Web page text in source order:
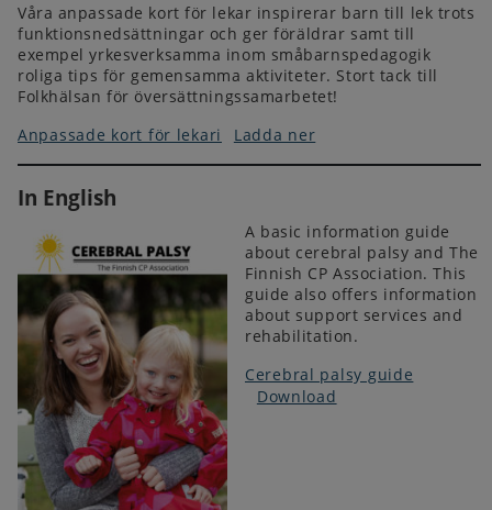
Våra anpassade kort för lekar inspirerar barn till lek trots
funktionsnedsättningar och ger föräldrar samt till
exempel yrkesverksamma inom småbarnspedagogik
roliga tips för gemensamma aktiviteter. Stort tack till
Folkhälsan för översättningssamarbetet!
Anpassade kort för lekari
Ladda ner
In English
A basic information guide
about cerebral palsy and The
Finnish CP Association. This
guide also offers information
about support services and
rehabilitation.
Cerebral palsy guide
Download